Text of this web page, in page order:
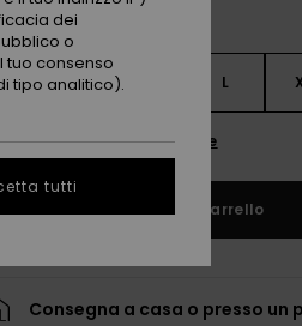
S L
la guida alle taglie
Aggiungi al carrello
Consegna a casa o presso un
dei
o
tuo consenso
tipo analitico).
tutti